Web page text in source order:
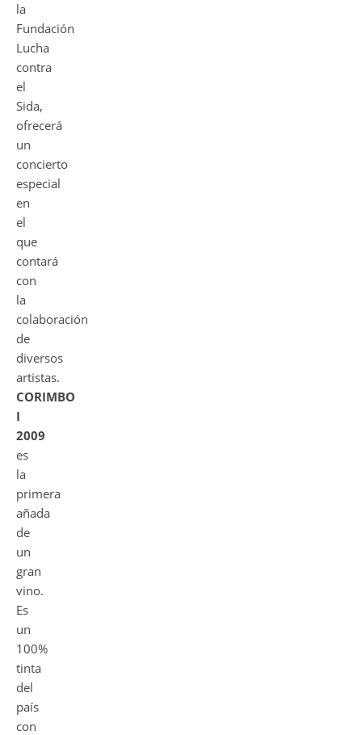
la
Fundación
Lucha
contra
el
Sida,
ofrecerá
un
concierto
especial
en
el
que
contará
con
la
colaboración
de
diversos
artistas.
CORIMBO
I
2009
es
la
primera
añada
de
un
gran
vino.
Es
un
100%
tinta
del
país
con